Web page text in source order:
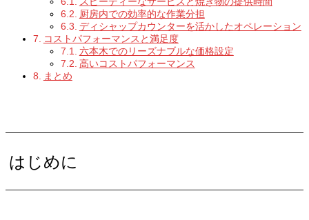
厨房内での効率的な作業分担
ディシャップカウンターを活かしたオペレーション
コストパフォーマンスと満足度
六本木でのリーズナブルな価格設定
高いコストパフォーマンス
まとめ
はじめに